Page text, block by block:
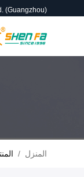
(Guangzhou)
المنزل /